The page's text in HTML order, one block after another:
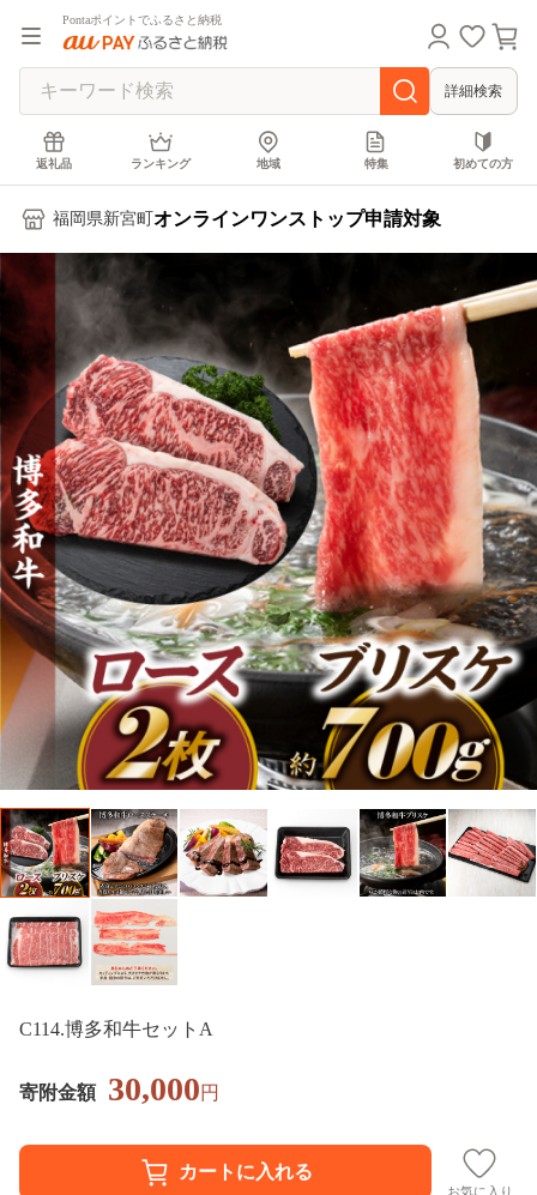
Pontaポイントでふるさと納税
詳細検索
返礼品 ランキング 地域 特集 初めての方
福岡県新宮町 オンラインワンストップ申請対象
C114.博多和牛セットA
寄附金額 30,000円
お気に入り